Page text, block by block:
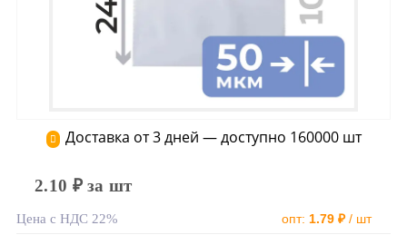
Доставка от 3 дней — доступно 160000 шт
2.10 ₽ за шт
Цена с НДС 22% опт: 1.79 ₽/ шт